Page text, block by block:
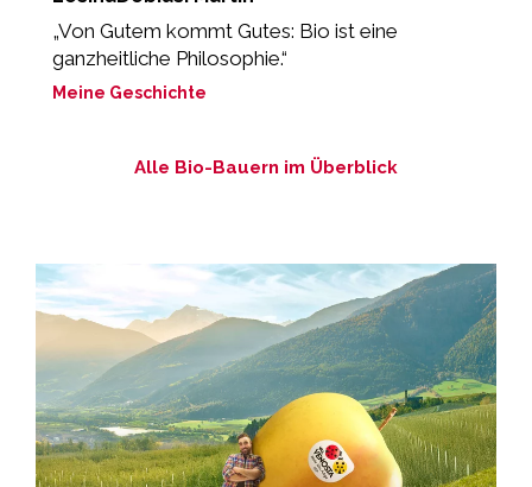
„Von Gutem kommt Gutes: Bio ist eine
ganzheitliche Philosophie.“
Meine Geschichte
Alle Bio-Bauern im Überblick